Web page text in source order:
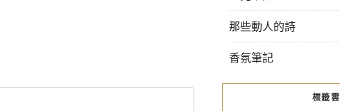
那些動人的詩
香氛筆記
標籤雲